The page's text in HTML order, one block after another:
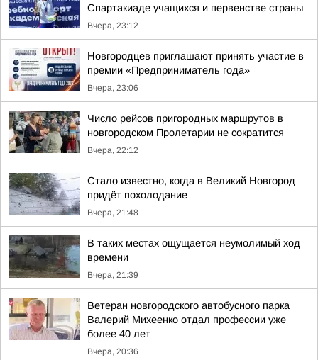
Спартакиаде учащихся и первенстве страны
Вчера, 23:12
Новгородцев приглашают принять участие в
премии «Предприниматель года»
Вчера, 23:06
Число рейсов пригородных маршрутов в
новгородском Пролетарии не сократится
Вчера, 22:12
Стало известно, когда в Великий Новгород
придёт похолодание
Вчера, 21:48
В таких местах ощущается неумолимый ход
времени
Вчера, 21:39
Ветеран новгородского автобусного парка
Валерий Михеенко отдал профессии уже
более 40 лет
Вчера, 20:36